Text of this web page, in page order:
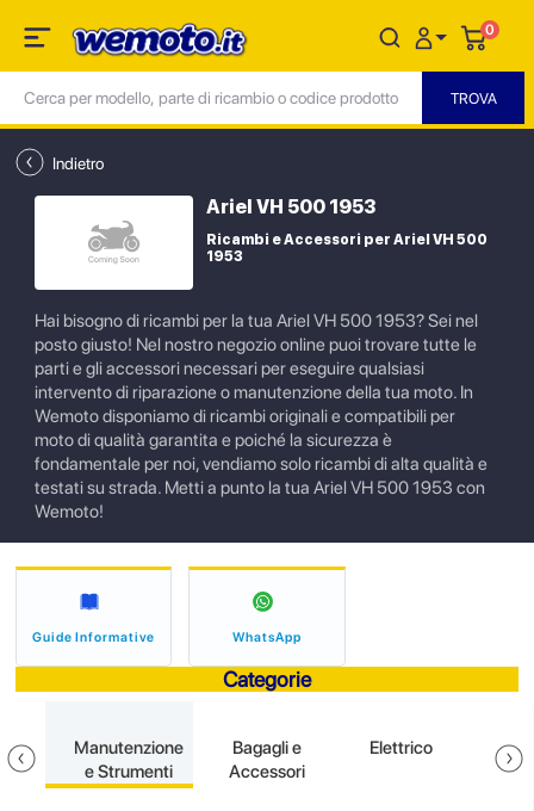
0
Indietro
Ariel VH 500 1953
Ricambi e Accessori per Ariel VH 500
1953
Hai bisogno di ricambi per la tua Ariel VH 500 1953? Sei nel
posto giusto! Nel nostro negozio online puoi trovare tutte le
parti e gli accessori necessari per eseguire qualsiasi
intervento di riparazione o manutenzione della tua moto. In
Wemoto disponiamo di ricambi originali e compatibili per
moto di qualità garantita e poiché la sicurezza è
fondamentale per noi, vendiamo solo ricambi di alta qualità e
testati su strada. Metti a punto la tua Ariel VH 500 1953 con
Wemoto!
Guide Informative WhatsApp
Categorie
Manutenzione
e Strumenti
Bagagli e
Accessori
Elettrico